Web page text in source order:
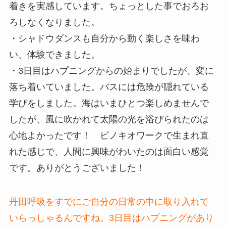
着きを実感しています。ちょっとした事でおろお
ろしなくなりました。
・シャドウダンスも自分から動く楽しさを味わ
い、体験できました。
・3日目はハプニングからの始まりでしたが、変に
落ち着いていました。バスには危険が隠れている
学びをしました。海はいまひとつ楽しめませんで
したが、風に吹かれて太陽の光を浴びられたのは
心地よかったです！ ピノキオワークで生まれ直
れた感じで、人間に興味がわいたのは面白い感覚
です。ありがとうございました！
丹田呼吸をすでにご自分の日常の中に取り入れて
いらっしゃるんですね。3日目はハプニングがあり